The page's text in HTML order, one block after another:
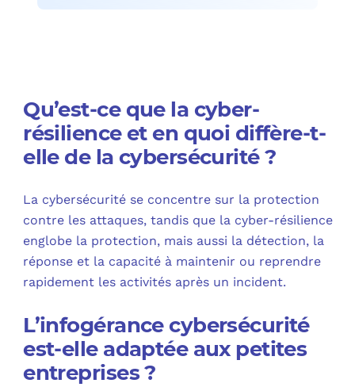
Qu’est-ce que la cyber-
résilience et en quoi diffère-t-
elle de la cybersécurité ?
La cybersécurité se concentre sur la protection
contre les attaques, tandis que la cyber-résilience
englobe la protection, mais aussi la détection, la
réponse et la capacité à maintenir ou reprendre
rapidement les activités après un incident.
L’infogérance cybersécurité
est-elle adaptée aux petites
entreprises ?